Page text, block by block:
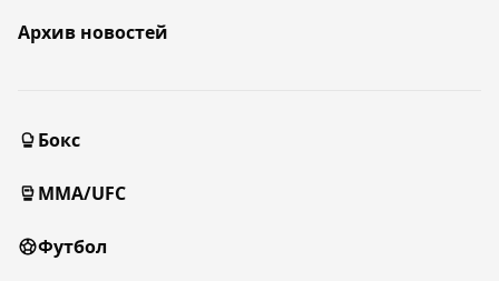
Архив новостей
Бокс
MMA/UFC
Футбол